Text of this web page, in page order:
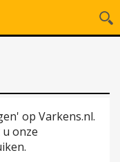
op Varkens.nl.
onze